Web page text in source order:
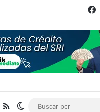
Facebook
RSS Switch skin